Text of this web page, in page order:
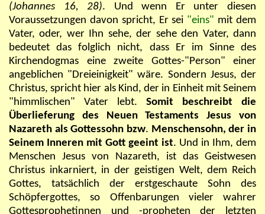
(Johannes 16, 28). Und wenn Er unter diesen
Voraussetzungen davon spricht, Er sei "eins" mit dem
Vater, oder, wer Ihn sehe, der sehe den Vater, dann
bedeutet das folglich nicht, dass Er im Sinne des
Kirchendogmas eine zweite Gottes-"Person" einer
angeblichen "Dreieinigkeit" wäre. Sondern Jesus, der
Christus, spricht hier als Kind, der in Einheit mit Seinem
"himmlischen" Vater lebt. Somit beschreibt die
Überlieferung des Neuen Testaments Jesus von
Nazareth als Gottessohn bzw. Menschensohn, der in
Seinem Inneren mit Gott geeint ist. Und in Ihm, dem
Menschen Jesus von Nazareth, ist das Geistwesen
Christus inkarniert, in der geistigen Welt, dem Reich
Gottes, tatsächlich der erstgeschaute Sohn des
Schöpfergottes, so Offenbarungen vieler wahrer
Gottesprophetinnen und -propheten der letzten